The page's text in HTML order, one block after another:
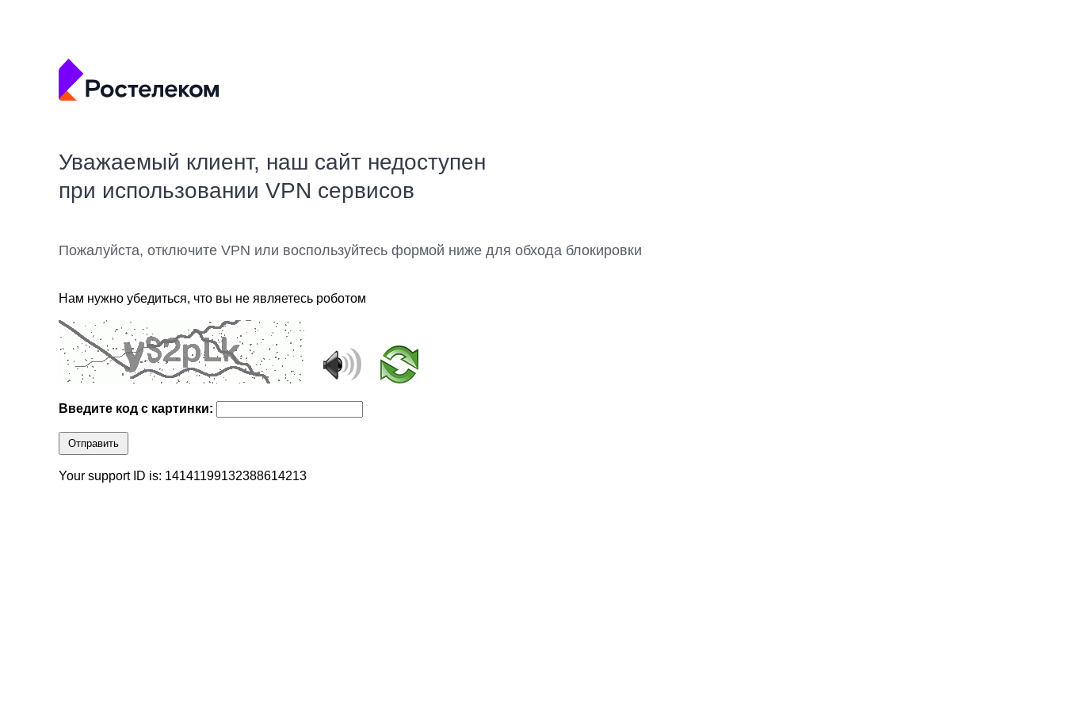
Уважаемый клиент, наш сайт недоступен
при использовании VPN сервисов
Пожалуйста, отключите VPN или воспользуйтесь формой ниже для обхода блокировки
Нам нужно убедиться, что вы не являетесь роботом
Введите код с картинки:
Отправить
Your support ID is: 14141199132388614213